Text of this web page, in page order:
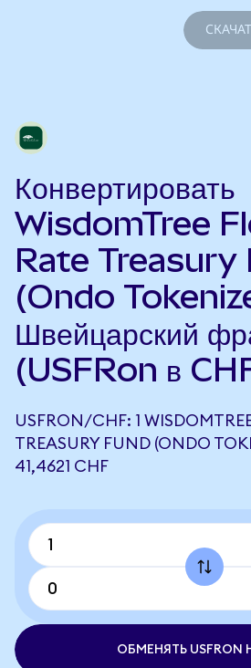
Конвертировать
WisdomTree
Rate Treasury
(Ondo
Швейцарский
(USFRon в
USFRON/CHF: 1
TREASURY FUND (ONDO
41,4621 CHF
ОБМЕНЯТЬ USFRON